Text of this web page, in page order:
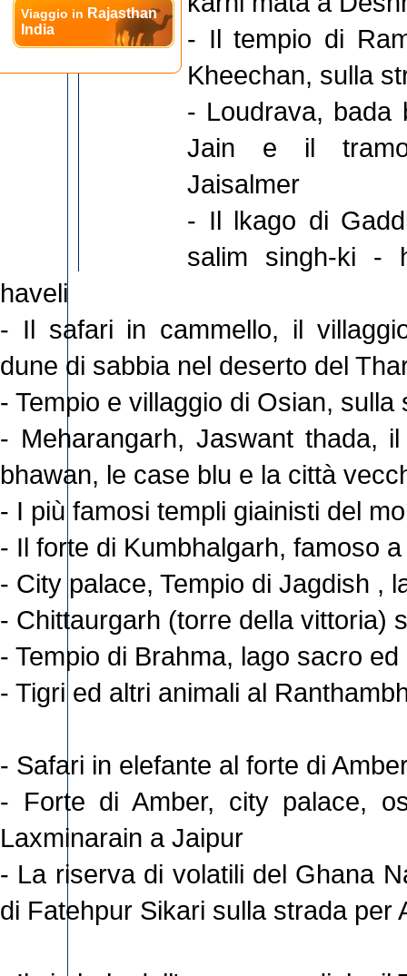
Viaggio in Rajasthan
India
- Il tempio di
Kheechan, sulla
- Loudrava, bada
Jain e il
Jaisalmer
- Il lkago di
salim singh-ki -
haveli
- Il safari in cammello, il
dune di sabbia nel deserto del
- Tempio e villaggio di Osian,
- Meharangarh, Jaswant thada,
bhawan, le case blu e la città
- I più famosi templi giainisti del
- Il forte di Kumbhalgarh, famoso
- City palace, Tempio di Jagdish ,
- Chittaurgarh (torre della vittoria)
- Tempio di Brahma, lago sacro
- Tigri ed altri animali al
- Safari in elefante al forte di
- Forte di Amber, city palace,
Laxminarain a Jaipur
- La riserva di volatili del Ghana
di Fatehpur Sikari sulla strada per